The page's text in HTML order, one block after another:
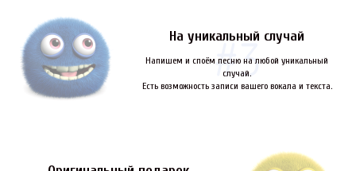
На уникальный случай
Напишем и споём песню на любой уникальный
случай.
Есть возможность записи вашего вокала и текста.